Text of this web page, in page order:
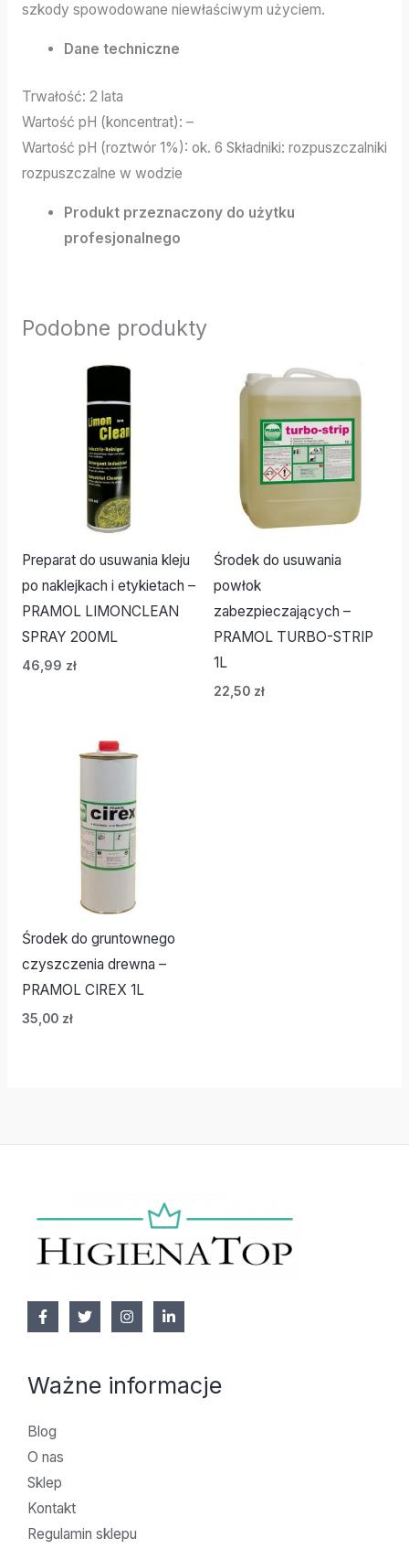
szkody spowodowane niewłaściwym użyciem.
Dane techniczne
Trwałość: 2 lata
Wartość pH (koncentrat): –
Wartość pH (roztwór 1%): ok. 6 Składniki: rozpuszczalniki
rozpuszczalne w wodzie
Produkt przeznaczony do użytku
profesjonalnego
Podobne produkty
Preparat do usuwania kleju
po naklejkach i etykietach –
PRAMOL LIMONCLEAN
SPRAY 200ML
46,99 zł
Środek do usuwania
powłok
zabezpieczających –
PRAMOL TURBO-STRIP
1L
22,50 zł
Środek do gruntownego
czyszczenia drewna –
PRAMOL CIREX 1L
35,00 zł
Ważne informacje
Blog
O nas
Sklep
Kontakt
Regulamin sklepu